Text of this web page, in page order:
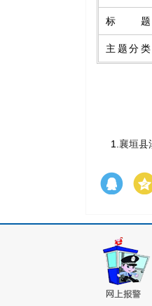
标题
主题分类
1. 襄垣县